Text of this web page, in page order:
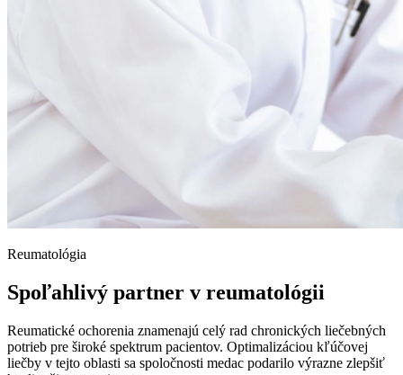
Reumatológia
Spoľahlivý partner v reumatológii
Reumatické ochorenia znamenajú celý rad chronických liečebných
potrieb pre široké spektrum pacientov. Optimalizáciou kľúčovej
liečby v tejto oblasti sa spoločnosti medac podarilo výrazne zlepšiť